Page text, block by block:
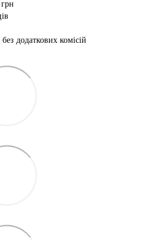
додаткових комісій